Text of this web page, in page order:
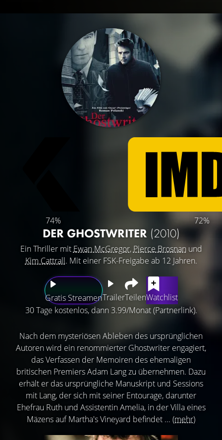
74% 72%
DER GHOSTWRITER (2010)
Ein Thriller mit Ewan McGregor, Pierce Brosnanund
Kim Cattrall. Mit einer FSK-Freigabe ab 12 Jahren.
Gratis StreamenTrailerTeilenWatchlist
30 Tage kostenlos, dann 3.99/Monat (Partnerlink).
Nach dem mysteriösen Ableben des ursprünglichen
Autoren wird ein renommierter Ghostwriter engagiert,
das Verfassen der Memoiren des ehemaligen
britischen Premiers Adam Lang zu übernehmen. Dazu
erhält er das ursprüngliche Manuskript und Sessions
mit Lang, der sich mit seiner Entourage, darunter
Ehefrau Ruth und Assistentin Amelia, in der Villa eines
Mäzens auf Martha's Vineyard befindet ... (mehr)